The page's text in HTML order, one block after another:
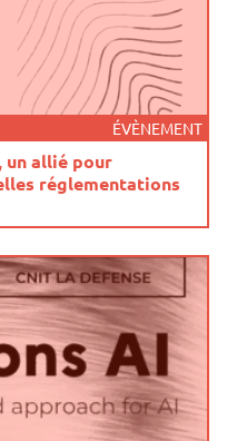
ÉVÈNEMENT
un allié pour
réglementations